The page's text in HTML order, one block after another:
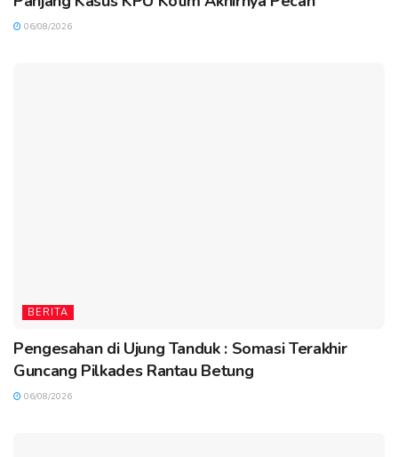
06/08/2026
BERITA
Pengesahan di Ujung Tanduk : Somasi Terakhir
Guncang Pilkades Rantau Betung
06/08/2026